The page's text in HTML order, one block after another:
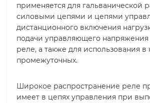
применяется для гальванической
силовыми цепями и цепями
дистанционного включения
подачи управляющего напряжения
реле, а также для использования в
промежуточных.
Широкое распространение реле
имеет в цепях управления при